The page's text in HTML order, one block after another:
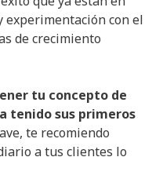
con el
de crecimiento
tu concepto de
tenido sus primeros
te recomiendo
a tus clientes lo